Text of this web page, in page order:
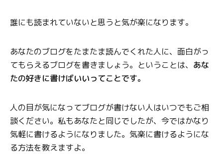
誰にも読まれていないと思うと気が楽になります。
あなたのブログをたまたま読んでくれた人に、面白がっ
てもらえるブログを書きましょう。ということは、 あな
たの好きに書けばいいってことです。
人の目が気になってブログが書けない人はいつでもご相
談ください。私もあなたと同じでしたが、今ではかなり
気軽に書けるようになりました。気楽に書けるようにな
る方法を教えますよ。